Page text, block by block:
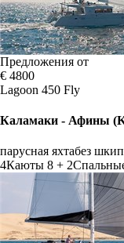
Предложения от
€ 4800
Lagoon 450 Fly
Каламаки - Афины
парусная яхтабез
4Каюты 8 + 2